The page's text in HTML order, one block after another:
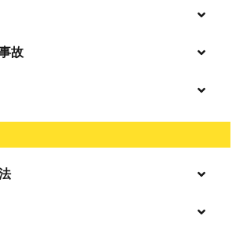
監禁
のぞき
準強姦
故
げ・当て逃げ
違反
適切に知ることで不安や悩みを解消する